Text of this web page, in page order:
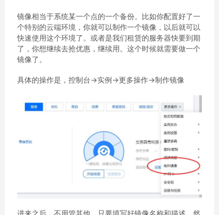
镜像相当于系统某一个点的一个备份。比如你配置好了一
个特别的云端环境，你就可以制作一个镜像，以后就可以
快速使用这个环境了。或者是我们租赁的服务器快要到期
了，你想继续去抢优惠，继续用。这个时候就需要做一个
镜像了。
具体的操作是，控制台->实例->更多操作->制作镜像